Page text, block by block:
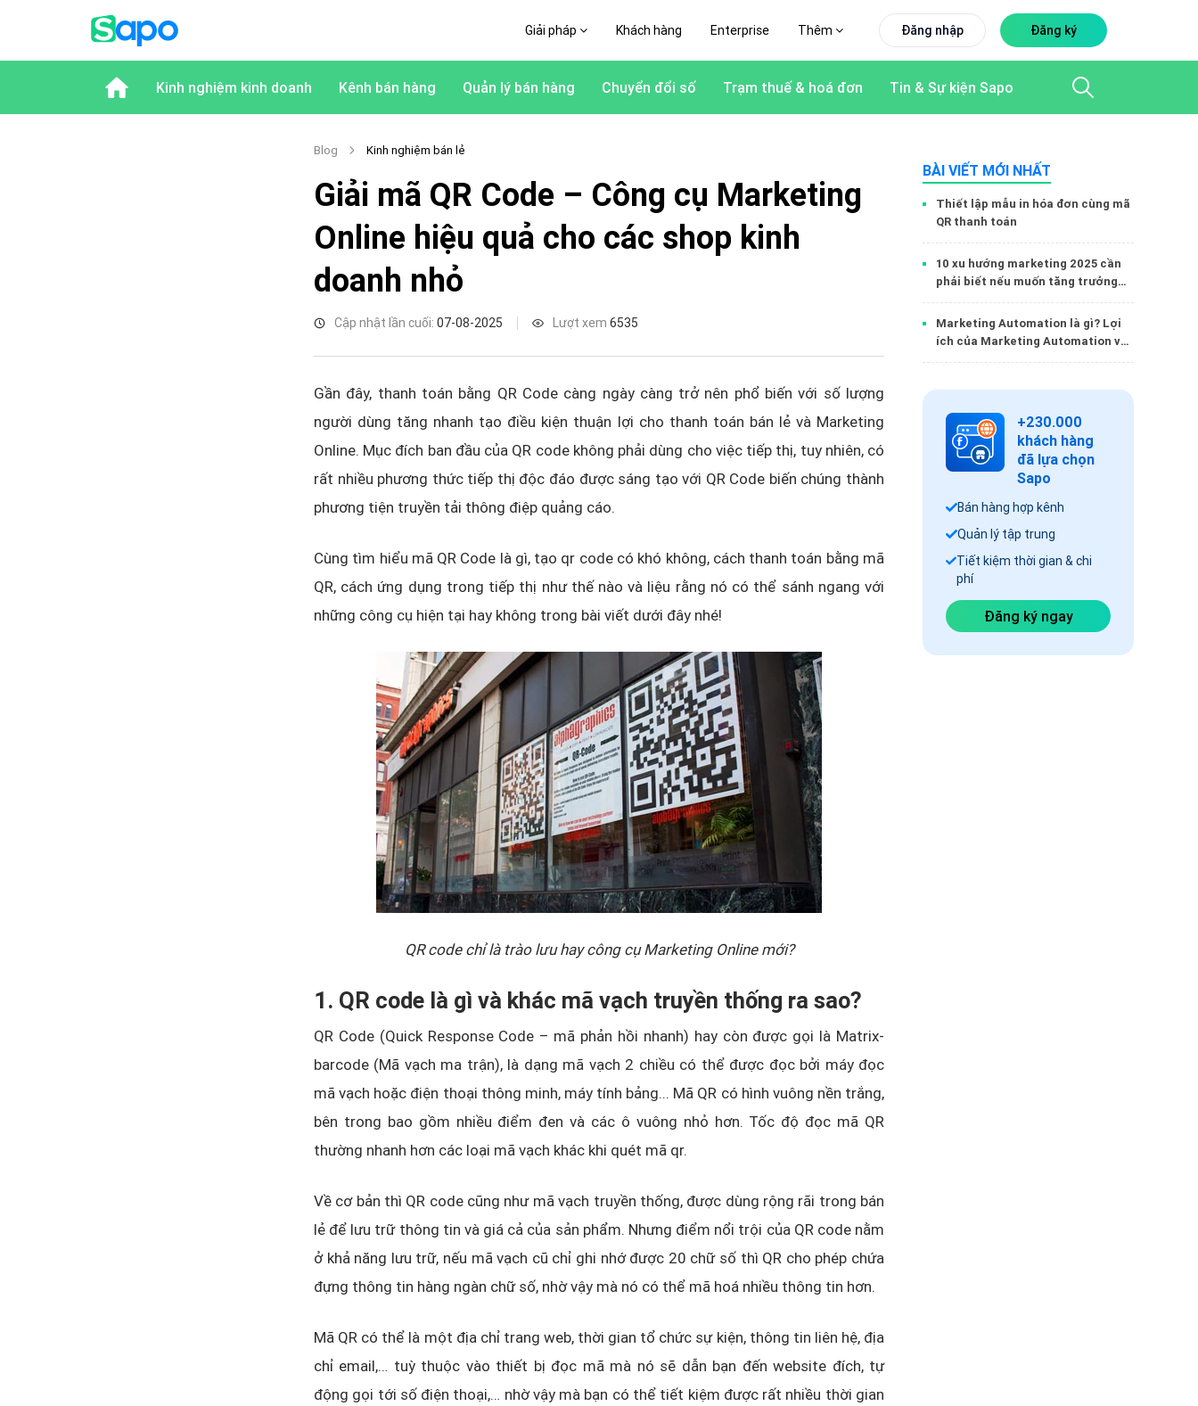
Giải pháp Khách hàng Enterprise Thêm Đăng nhập Đăng ký
Kinh nghiệm kinh doanh Kênh bán hàng Quản lý bán hàng Chuyển đổi số Trạm thuế & hoá đơn Tin & Sự kiện Sapo
BÀI VIẾT MỚI NHẤT
Thiết lập mẫu in hóa đơn cùng mã
QR thanh toán
10 xu hướng marketing 2025 cần
phải biết nếu muốn tăng trưởng
doanh thu hiệu quả
Marketing Automation là gì? Lợi
ích của Marketing Automation với
doanh nghiệp
+230.000
khách hàng
đã lựa chọn
Sapo
Bán hàng hợp kênh
Quản lý tập trung
Tiết kiệm thời gian & chi
phí
Đăng ký ngay
Blog Kinh nghiệm bán lẻ
Giải mã QR Code – Công cụ Marketing
Online hiệu quả cho các shop kinh
doanh nhỏ
Cập nhật lần cuối: 07-08-2025 Lượt xem 6535
Gần đây, thanh toán bằng QR Code càng ngày càng trở nên phổ biến với số lượng
người dùng tăng nhanh tạo điều kiện thuận lợi cho thanh toán bán lẻ vàMarketing
Online. Mục đích ban đầu của QR code không phải dùng cho việc tiếp thị, tuy nhiên, có
rất nhiều phương thức tiếp thị độc đáo được sáng tạo với QR Code biến chúng thành
phương tiện truyền tải thông điệp quảng cáo.
Cùng tìm hiểu mã QR Code là gì, tạo qr code có khó không, cách thanh toán bằng mã
QR, cách ứng dụng trong tiếp thị như thế nào và liệu rằng nó có thể sánh ngang với
những công cụ hiện tại hay không trong bài viết dưới đây nhé!
QR code chỉ là trào lưu hay công cụ Marketing Online mới?
1. QR code là gì và khác mã vạch truyền thống ra sao?
QR Code (Quick Response Code – mã phản hồi nhanh) hay còn được gọi là Matrix-
barcode (Mã vạch ma trận), là dạng mã vạch 2 chiều có thể được đọc bởi máy đọc
mã vạch hoặc điện thoại thông minh, máy tính bảng... Mã QR có hình vuông nền trắng,
bên trong bao gồm nhiều điểm đen và các ô vuông nhỏ hơn. Tốc độ đọc mã QR
thường nhanh hơn các loại mã vạch khác khi quét mã qr.
Về cơ bản thì QR code cũng như mã vạch truyền thống, được dùng rộng rãi trong bán
lẻ để lưu trữ thông tin và giá cả của sản phẩm. Nhưng điểm nổi trội của QR code nằm
ở khả năng lưu trữ, nếu mã vạch cũ chỉ ghi nhớ được 20 chữ số thì QR cho phép chứa
đựng thông tin hàng ngàn chữ số, nhờ vậy mà nó có thể mã hoá nhiều thông tin hơn.
Mã QR có thể là một địa chỉ trang web, thời gian tổ chức sự kiện, thông tin liên hệ, địa
chỉ email,… tuỳ thuộc vào thiết bị đọc mã mà nó sẽ dẫn bạn đến website đích, tự
động gọi tới số điện thoại,… nhờ vậy mà bạn có thể tiết kiệm được rất nhiều thời gian